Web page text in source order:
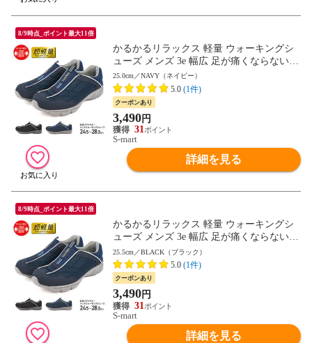
8/9時点_ポイント最大11倍
かるかるリラックス 軽量 ウォーキングシ
ューズ メンズ 3e 幅広 足が痛くならない
靴 スリッポン メンズ スニーカー 軽い 歩
きやすい 疲れない 履きやすい かかとが踏
める 大きいサイズ スポーツ ジム コンフォ
ートシューズ 黒 mc2914 送料無料
25.0cm／NAVY（ネイビー）
5.0 (1件)
クーポンあり
3,490円
31
S-mart
詳細を見る
8/9時点_ポイント最大11倍
かるかるリラックス 軽量 ウォーキングシ
ューズ メンズ 3e 幅広 足が痛くならない
靴 スリッポン メンズ スニーカー 軽い 歩
きやすい 疲れない 履きやすい かかとが踏
める 大きいサイズ スポーツ ジム コンフォ
ートシューズ 黒 mc2914 送料無料
25.5cm／BLACK（ブラック）
5.0 (1件)
クーポンあり
3,490円
31
S-mart
詳細を見る